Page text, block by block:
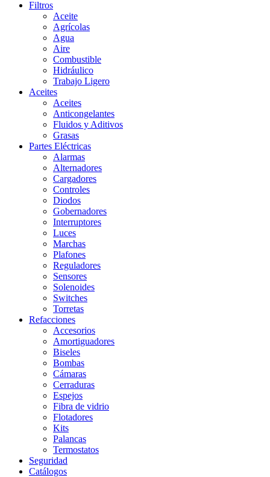
Filtros
Aceite
Agrícolas
Agua
Aire
Combustible
Hidráulico
Trabajo Ligero
Aceites
Aceites
Anticongelantes
Fluidos y Aditivos
Grasas
Partes Eléctricas
Alarmas
Alternadores
Cargadores
Controles
Diodos
Gobernadores
Interruptores
Luces
Marchas
Plafones
Reguladores
Sensores
Solenoides
Switches
Torretas
Refacciones
Accesorios
Amortiguadores
Biseles
Bombas
Cámaras
Cerraduras
Espejos
Fibra de vidrio
Flotadores
Kits
Palancas
Termostatos
Seguridad
Catálogos